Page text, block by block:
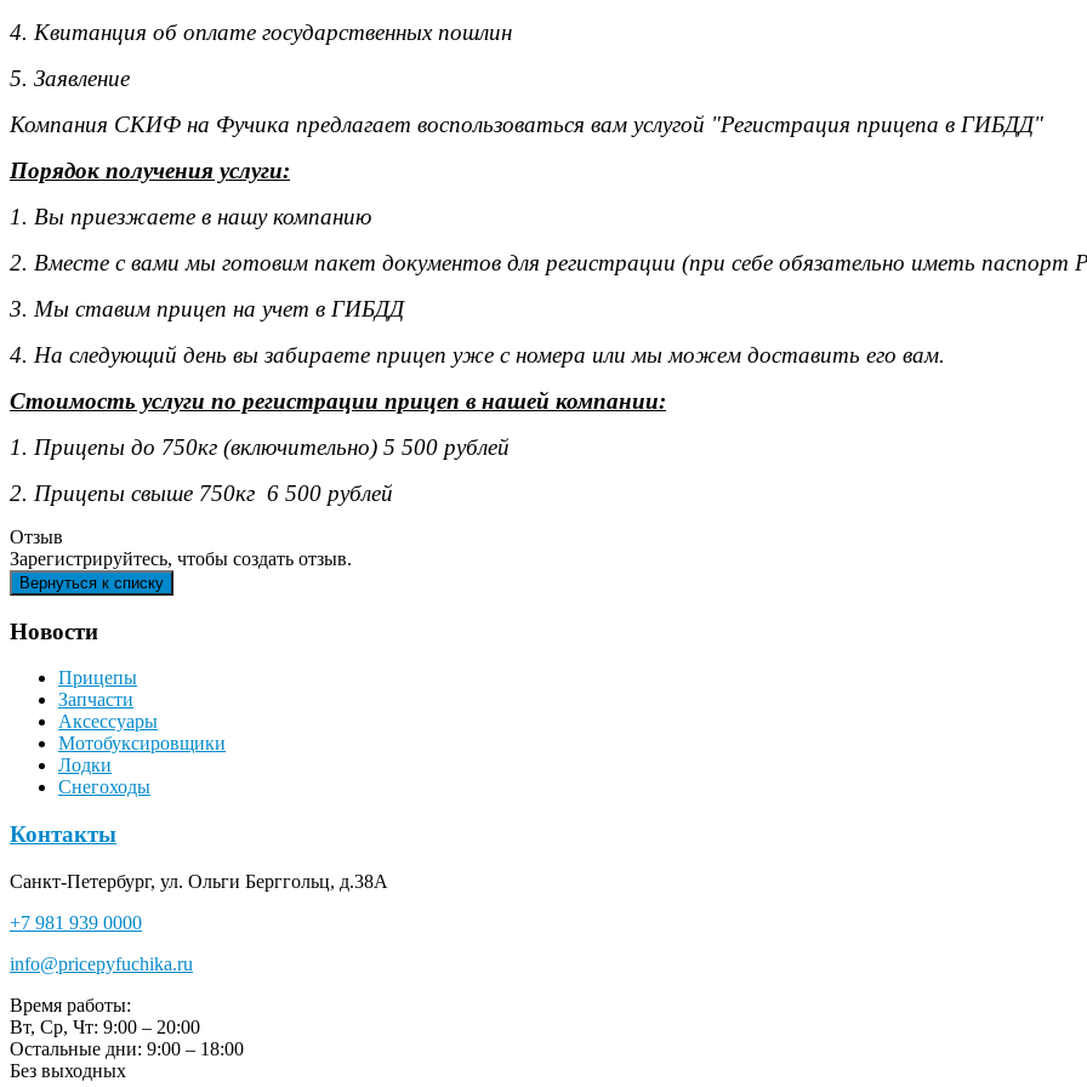
4. Квитанция об оплате государственных пошлин
5. Заявление
Компания СКИФ на Фучика предлагает воспользоваться вам услугой "Регистрация прицепа в ГИБДД"
Порядок получения услуги:
1. Вы приезжаете в нашу компанию
2. Вместе с вами мы готовим пакет документов для регистрации (при себе обязательно иметь паспорт
3. Мы ставим прицеп на учет в ГИБДД
4. На следующий день вы забираете прицеп уже с номера или мы можем доставить его вам.
Стоимость услуги по регистрации прицеп в нашей компании:
1. Прицепы до 750кг (включительно) 5 500 рублей
2. Прицепы свыше 750кг 6 500 рублей
Отзыв
Зарегистрируйтесь, чтобы создать отзыв.
Новости
Прицепы
Запчасти
Аксессуары
Мотобуксировщики
Лодки
Снегоходы
Контакты
Санкт-Петербург, ул. Ольги Берггольц, д.38А
+7 981 939 0000
info@pricepyfuchika.ru
Время работы:
Вт, Ср, Чт: 9:00 – 20:00
Остальные дни: 9:00 – 18:00
Без выходных